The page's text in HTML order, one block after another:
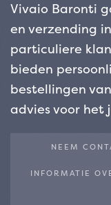
Vivaio Baronti
en verzending
particuliere
bieden
bestellingen
advies voor het
NEEM
INFORMATIE